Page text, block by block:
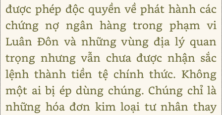
được phép độc quyền về phát hành các
chứng nợ ngân hàng trong phạm vi
Luân Đôn và những vùng địa lý quan
trọng nhưng vẫn chưa được nhận sắc
lệnh thành tiền tệ chính thức. Không
một ai bị ép dùng chúng. Chúng chỉ là
những hóa đơn kim loại tư nhân thay